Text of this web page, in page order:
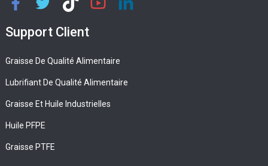
Support Client
Graisse De Qualité Alimentaire
Lubrifiant De Qualité Alimentaire
Graisse Et Huile Industrielles
Huile PFPE
Graisse PTFE